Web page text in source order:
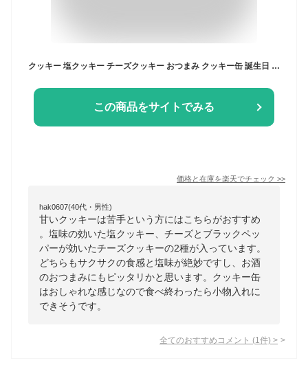
クッキー 塩クッキー チーズクッキー おつまみ クッキー缶 誕生日 お中元 早割 2024 ギフト 誕生日プレゼント 2種類セット かわいい 缶入り 卵不使用 詰め合わせ おしゃれ 焼き菓子 送料無料 お取り寄せ スイーツ ランキング ビスケット サブレ バター 人気 実用的
この商品をサイトでみる
価格と在庫を楽天でチェック >>
hak0607(40代・男性)
甘いクッキーは苦手という方にはこちらがおすすめ
。塩味の効いた塩クッキー、チーズとブラックペッ
パーが効いたチーズクッキーの2種が入っています。
どちらもサクサクの食感と塩味が絶妙ですし、お酒
のおつまみにもピッタリかと思います。クッキー缶
はおしゃれな感じなので食べ終わったら小物入れに
できそうです。
全てのおすすめコメント (1 件) >